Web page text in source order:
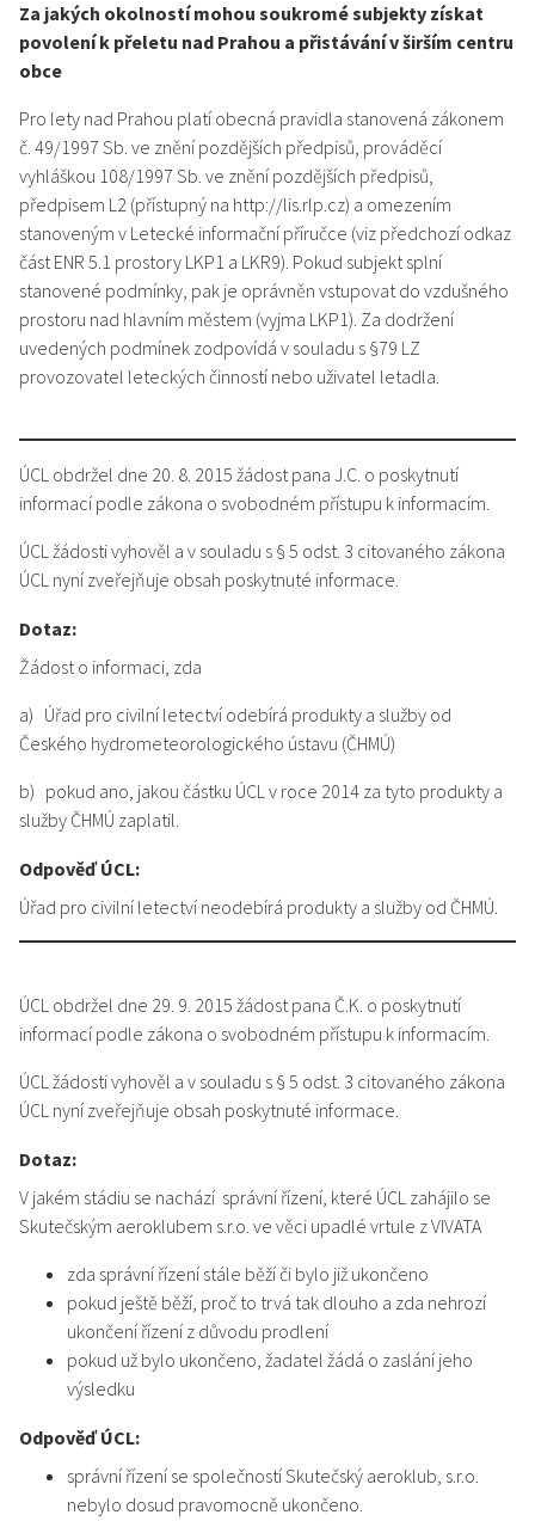
Za jakých okolností mohou soukromé subjekty získat
povolení k přeletu nad Prahou a přistávání v širším centru
obce
Pro lety nad Prahou platí obecná pravidla stanovená zákonem
č. 49/1997 Sb. ve znění pozdějších předpisů, prováděcí
vyhláškou 108/1997 Sb. ve znění pozdějších předpisů,
předpisem L2 (přístupný na http://lis.rlp.cz) a omezením
stanoveným v Letecké informační příručce (viz předchozí odkaz
část ENR 5.1 prostory LKP1 a LKR9). Pokud subjekt splní
stanovené podmínky, pak je oprávněn vstupovat do vzdušného
prostoru nad hlavním městem (vyjma LKP1). Za dodržení
uvedených podmínek zodpovídá v souladu s §79 LZ
provozovatel leteckých činností nebo uživatel letadla.
ÚCL obdržel dne 20. 8. 2015 žádost pana J.C. o poskytnutí
informací podle zákona o svobodném přístupu k informacím.
ÚCL žádosti vyhověl a v souladu s § 5 odst. 3 citovaného zákona
ÚCL nyní zveřejňuje obsah poskytnuté informace.
Dotaz:
Žádost o informaci, zda
a) Úřad pro civilní letectví odebírá produkty a služby od
Českého hydrometeorologického ústavu (ČHMÚ)
b) pokud ano, jakou částku ÚCL v roce 2014 za tyto produkty a
služby ČHMÚ zaplatil.
Odpověď ÚCL:
Úřad pro civilní letectví neodebírá produkty a služby od ČHMÚ.
ÚCL obdržel dne 29. 9. 2015 žádost pana Č.K. o poskytnutí
informací podle zákona o svobodném přístupu k informacím.
ÚCL žádosti vyhověl a v souladu s § 5 odst. 3 citovaného zákona
ÚCL nyní zveřejňuje obsah poskytnuté informace.
Dotaz:
V jakém stádiu se nachází správní řízení, které ÚCL zahájilo se
Skutečským aeroklubem s.r.o. ve věci upadlé vrtule z VIVATA
zda správní řízení stále běží či bylo již ukončeno
pokud ještě běží, proč to trvá tak dlouho a zda nehrozí
ukončení řízení z důvodu prodlení
pokud už bylo ukončeno, žadatel žádá o zaslání jeho
výsledku
Odpověď ÚCL:
správní řízení se společností Skutečský aeroklub, s.r.o.
nebylo dosud pravomocně ukončeno.